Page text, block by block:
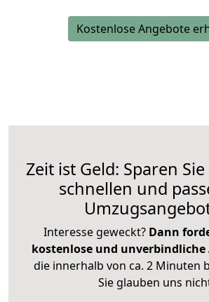
Kostenlose Angebote
Zeit ist Geld: Sparen
schnellen und
Interesse geweckt? Dann
kostenlose und unverbindliche
die innerhalb von ca. 2 Minuten
Sie glauben uns